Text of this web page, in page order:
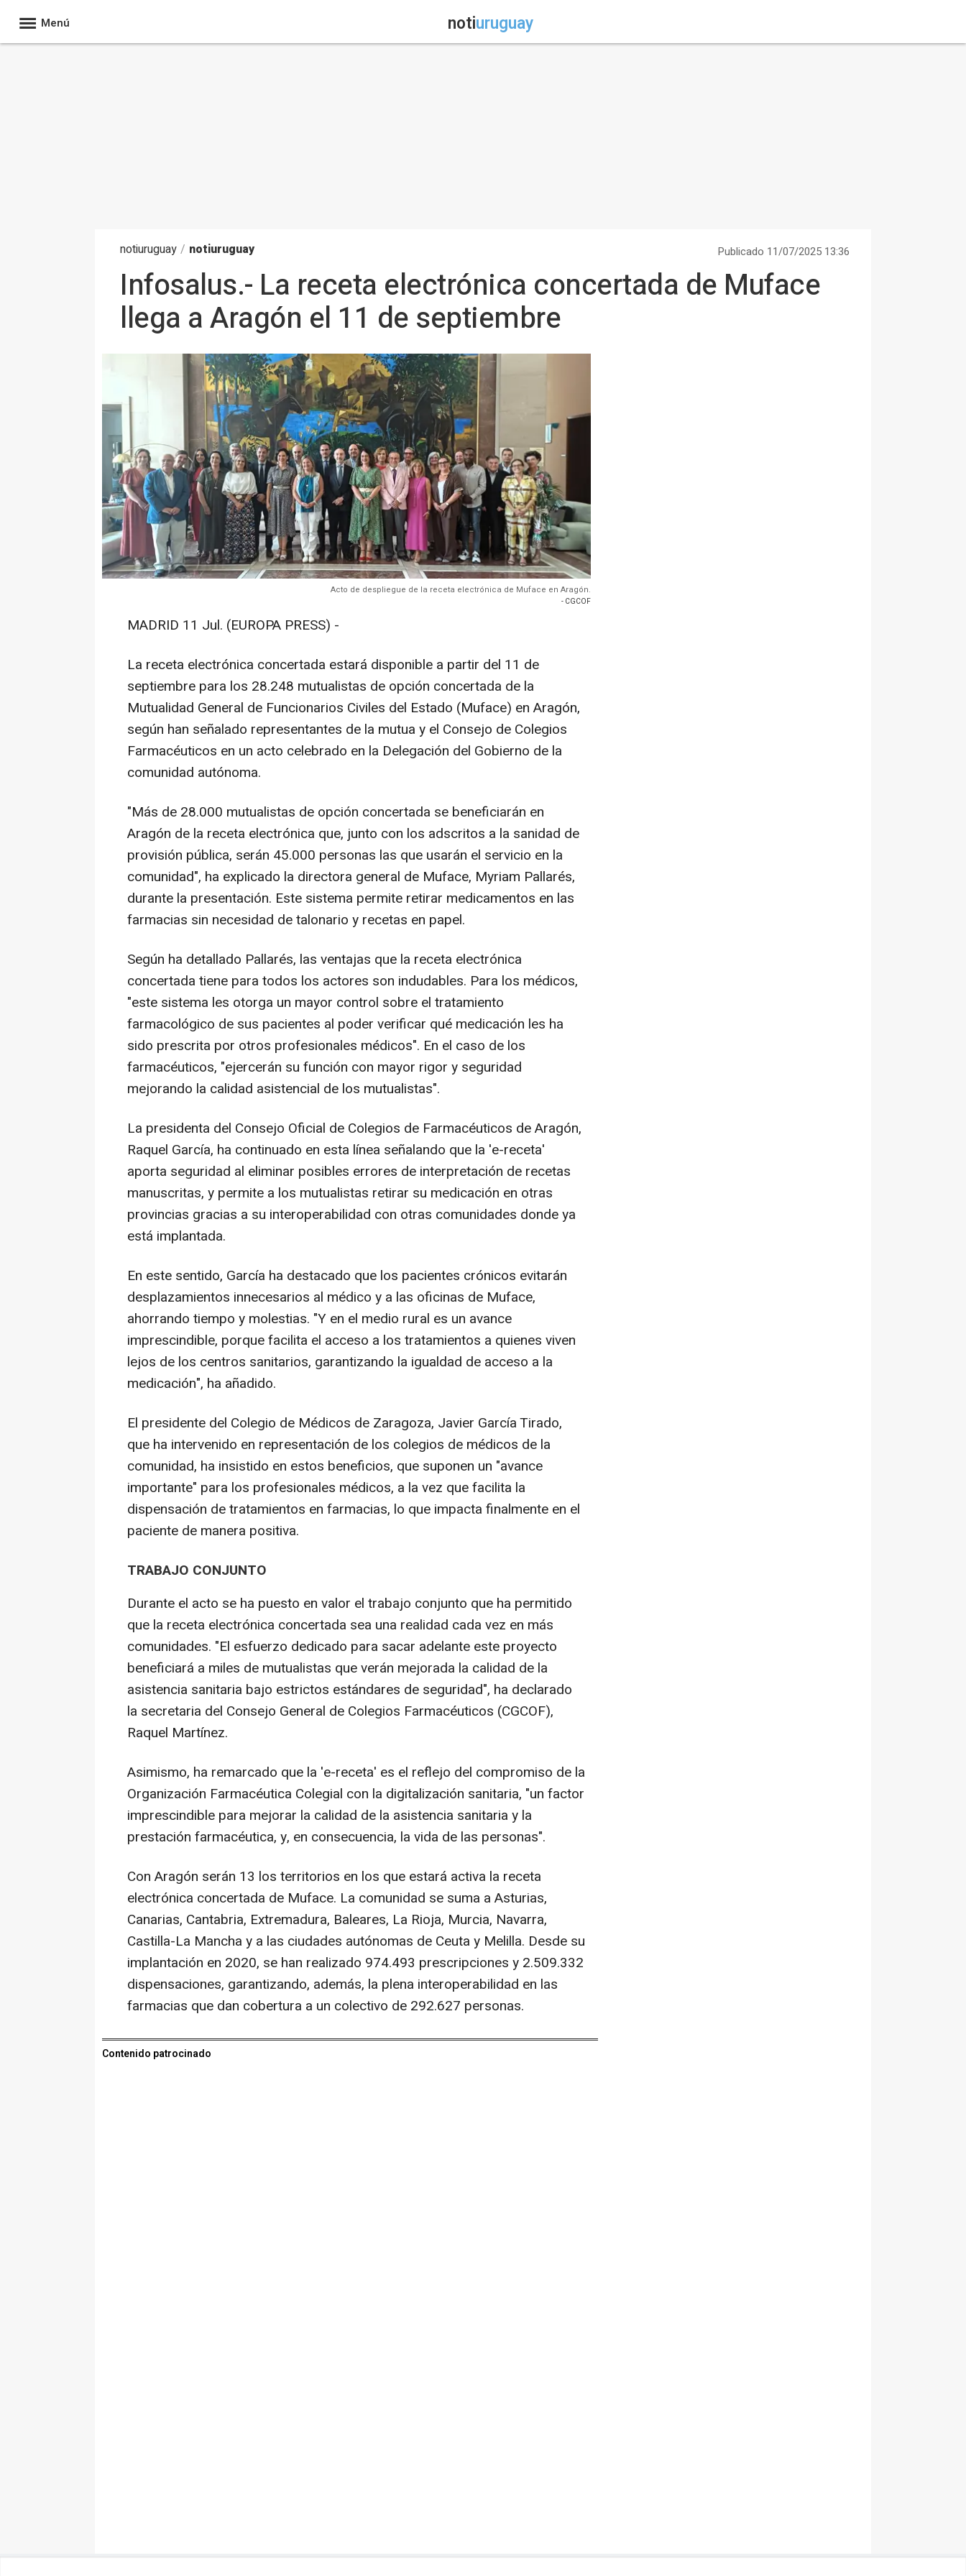
Menú notiuruguay
notiuruguay / notiuruguay Publicado 11/07/2025 13:36
Infosalus.- La receta electrónica concertada de Muface
llega a Aragón el 11 de septiembre
Acto de despliegue de la receta electrónica de Muface en Aragón.
- CGCOF
MADRID 11 Jul. (EUROPA PRESS) -
La receta electrónica concertada estará disponible a partir del 11 de
septiembre para los 28.248 mutualistas de opción concertada de la
Mutualidad General de Funcionarios Civiles del Estado (Muface) en Aragón,
según han señalado representantes de la mutua y el Consejo de Colegios
Farmacéuticos en un acto celebrado en la Delegación del Gobierno de la
comunidad autónoma.
"Más de 28.000 mutualistas de opción concertada se beneficiarán en
Aragón de la receta electrónica que, junto con los adscritos a la sanidad de
provisión pública, serán 45.000 personas las que usarán el servicio en la
comunidad", ha explicado la directora general de Muface, Myriam Pallarés,
durante la presentación. Este sistema permite retirar medicamentos en las
farmacias sin necesidad de talonario y recetas en papel.
Según ha detallado Pallarés, las ventajas que la receta electrónica
concertada tiene para todos los actores son indudables. Para los médicos,
"este sistema les otorga un mayor control sobre el tratamiento
farmacológico de sus pacientes al poder verificar qué medicación les ha
sido prescrita por otros profesionales médicos". En el caso de los
farmacéuticos, "ejercerán su función con mayor rigor y seguridad
mejorando la calidad asistencial de los mutualistas".
La presidenta del Consejo Oficial de Colegios de Farmacéuticos de Aragón,
Raquel García, ha continuado en esta línea señalando que la 'e-receta'
aporta seguridad al eliminar posibles errores de interpretación de recetas
manuscritas, y permite a los mutualistas retirar su medicación en otras
provincias gracias a su interoperabilidad con otras comunidades donde ya
está implantada.
En este sentido, García ha destacado que los pacientes crónicos evitarán
desplazamientos innecesarios al médico y a las oficinas de Muface,
ahorrando tiempo y molestias. "Y en el medio rural es un avance
imprescindible, porque facilita el acceso a los tratamientos a quienes viven
lejos de los centros sanitarios, garantizando la igualdad de acceso a la
medicación", ha añadido.
El presidente del Colegio de Médicos de Zaragoza, Javier García Tirado,
que ha intervenido en representación de los colegios de médicos de la
comunidad, ha insistido en estos beneficios, que suponen un "avance
importante" para los profesionales médicos, a la vez que facilita la
dispensación de tratamientos en farmacias, lo que impacta finalmente en el
paciente de manera positiva.
TRABAJO CONJUNTO
Durante el acto se ha puesto en valor el trabajo conjunto que ha permitido
que la receta electrónica concertada sea una realidad cada vez en más
comunidades. "El esfuerzo dedicado para sacar adelante este proyecto
beneficiará a miles de mutualistas que verán mejorada la calidad de la
asistencia sanitaria bajo estrictos estándares de seguridad", ha declarado
la secretaria del Consejo General de Colegios Farmacéuticos (CGCOF),
Raquel Martínez.
Asimismo, ha remarcado que la 'e-receta' es el reflejo del compromiso de la
Organización Farmacéutica Colegial con la digitalización sanitaria, "un factor
imprescindible para mejorar la calidad de la asistencia sanitaria y la
prestación farmacéutica, y, en consecuencia, la vida de las personas".
Con Aragón serán 13 los territorios en los que estará activa la receta
electrónica concertada de Muface. La comunidad se suma a Asturias,
Canarias, Cantabria, Extremadura, Baleares, La Rioja, Murcia, Navarra,
Castilla-La Mancha y a las ciudades autónomas de Ceuta y Melilla. Desde su
implantación en 2020, se han realizado 974.493 prescripciones y 2.509.332
dispensaciones, garantizando, además, la plena interoperabilidad en las
farmacias que dan cobertura a un colectivo de 292.627 personas.
Contenido patrocinado